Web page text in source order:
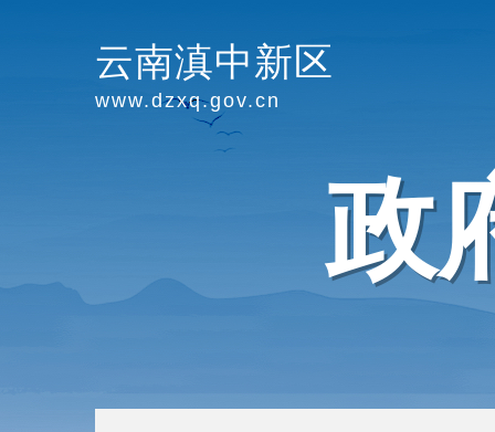
云南滇中新区
www.dzxq.gov.cn
政